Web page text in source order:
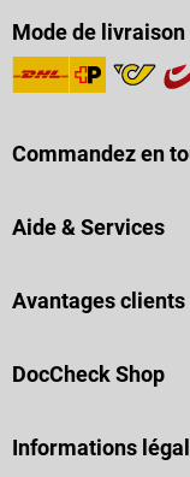
Mode de livraison
Commandez en
Aide & Services
Avantages clients
DocCheck Shop
Informations